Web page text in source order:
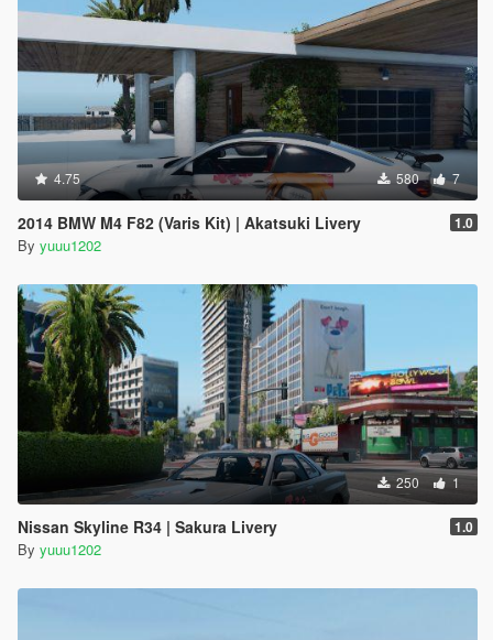
4.75 580 7
2014 BMW M4 F82 (Varis Kit) | Akatsuki Livery 1.0
By yuuu1202
250 1
Nissan Skyline R34 | Sakura Livery 1.0
By yuuu1202